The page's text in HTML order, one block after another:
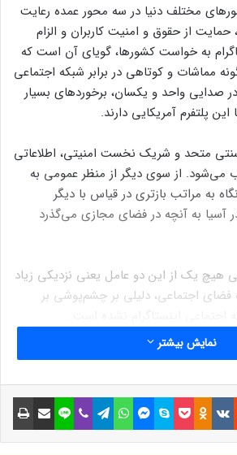
مختلف دنیا در سه محور عمده رعایت
از حقوق و امنیت کاربران و الزام
به خواست کشورها، گویای آن است که
مماشات و کوتاهی در برابر شبکه اجتماعی
در صدایی واحد و یکسان، برخوردهای بسیار
پلتفرم آمریکایی دارند.
متحد و شریک نخست امنیتی، اطلاعاتی
می‌شود. از سوی دیگر از منظر عمومی به
به مراتب بازتری در قیاس با دیگر
آسیا به آنچه در فضای مجازی می‌گذرد
هیچ یک از این دو عامل یعنی نزدیکی زیاد
فضای اجتماعی، دلیلی بر چشم‌پوشی بر
در حال حاضر منطقه اروپا یکی از
و شدت درگیری‌های متا با اروپا به حدی
کامل تمامی خدماتش به قاره اروپا
نمایش بیشتر
Reddit
VKontakte
Odnoklassniki پاکت اسکایپ مسنجر واتس آپ تلگرام وایبر لاین اشتراک گذاری با ایمیل